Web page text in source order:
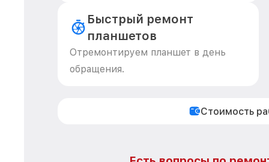
Быстрый ремонт
планшетов
Отремонтируем планшет в день
обращения.
Стоимость